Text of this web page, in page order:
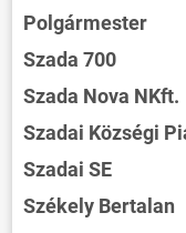
Polgármester
Szada 700
Szada Nova NKft.
Szadai Községi
Szadai SE
Székely Bertalan